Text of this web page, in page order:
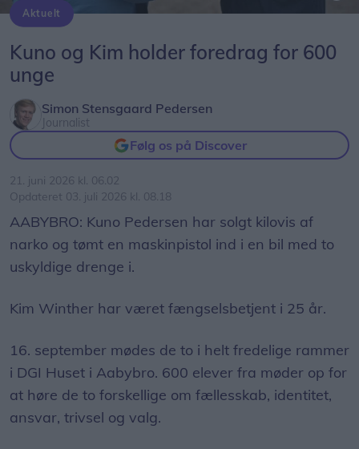
Aktuelt
Kuno og Kim holder foredrag for 600
unge
Simon Stensgaard Pedersen
Journalist
Følg os på Discover
21. juni 2026 kl. 06.02
Opdateret 03. juli 2026 kl. 08.18
AABYBRO: Kuno Pedersen har solgt kilovis af
narko og tømt en maskinpistol ind i en bil med to
uskyldige drenge i.
Kim Winther har været fængselsbetjent i 25 år.
16. september mødes de to i helt fredelige rammer
i DGI Huset i Aabybro. 600 elever fra møder op for
at høre de to forskellige om fællesskab, identitet,
ansvar, trivsel og valg.